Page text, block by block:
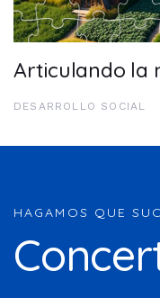
Articulando la
DESARROLLO SOCIAL
HAGAMOS QUE